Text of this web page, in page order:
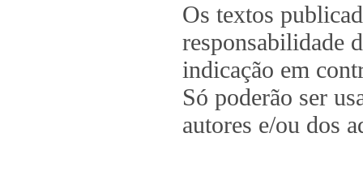
Os textos
responsabilidade
indicação em
Só poderão ser
autores e/ou dos